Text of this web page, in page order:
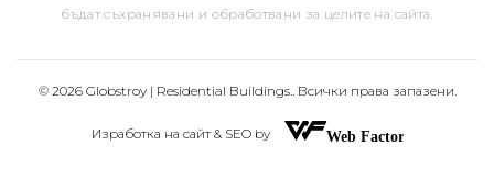
бъдат съхранявани и обработвани за целите на сайта.
© 2026 Globstroy | Residential Buildings.. Всички права запазени.
Изработка на сайт & SEO by